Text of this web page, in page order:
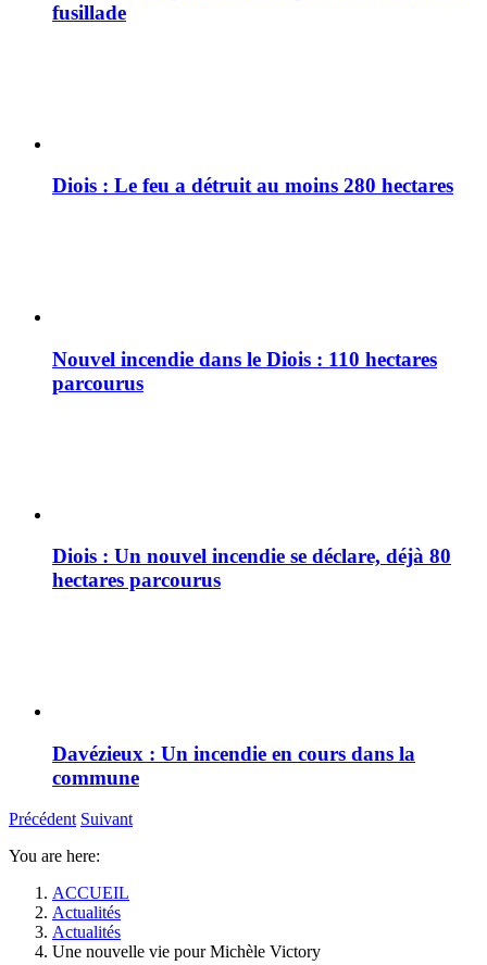
fusillade
Diois : Le feu a détruit au moins 280 hectares
Nouvel incendie dans le Diois : 110 hectares
parcourus
Diois : Un nouvel incendie se déclare, déjà 80
hectares parcourus
Davézieux : Un incendie en cours dans la
commune
Précédent Suivant
You are here:
ACCUEIL
Actualités
Actualités
Une nouvelle vie pour Michèle Victory